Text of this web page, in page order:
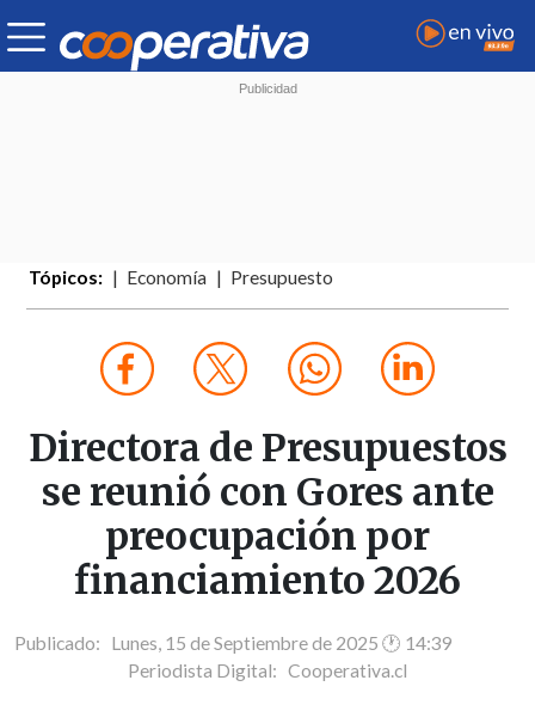
Tópicos: Economía Presupuesto
Directora de Presupuestos
se reunió con Gores ante
preocupación por
financiamiento 2026
Publicado: Lunes, 15 de Septiembre de 2025 🕐 14:39
Periodista Digital: Cooperativa.cl